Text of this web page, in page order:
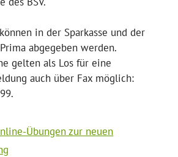
in der Sparkasse und der
abgegeben werden.
gelten als Los für eine
auch über Fax möglich:
Übungen zur neuen